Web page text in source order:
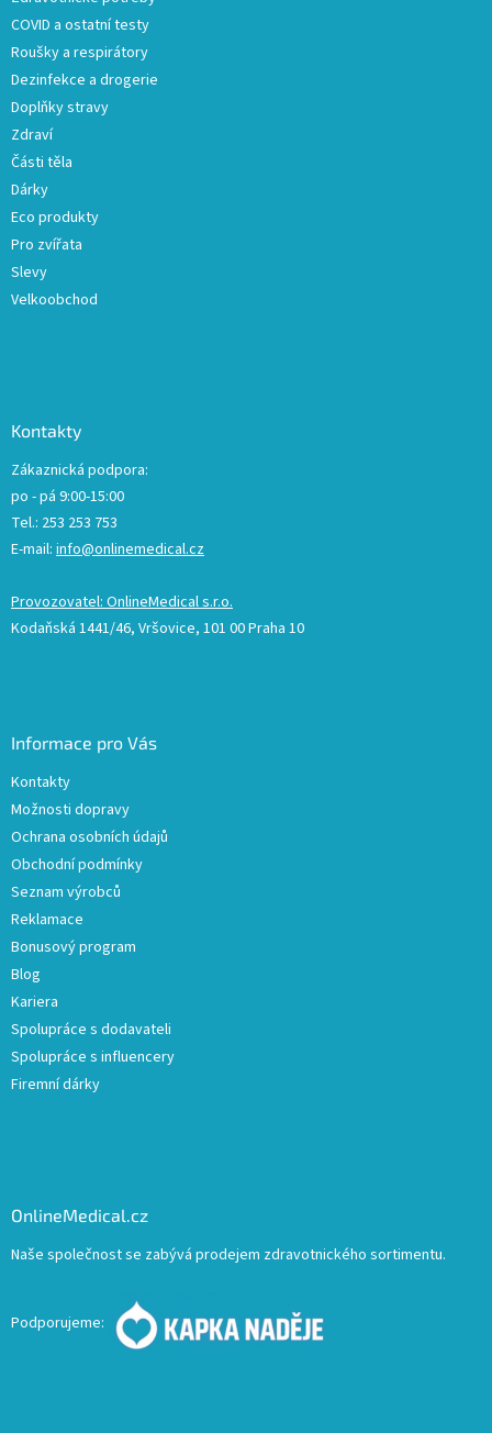
COVID a ostatní testy
Roušky a respirátory
Dezinfekce a drogerie
Doplňky stravy
Zdraví
Části těla
Dárky
Eco produkty
Pro zvířata
Slevy
Velkoobchod
Kontakty
Zákaznická podpora:
po - pá 9:00-15:00
Tel.: 253 253 753
E-mail: info@onlinemedical.cz
Provozovatel: OnlineMedical s.r.o.
Kodaňská 1441/46, Vršovice, 101 00 Praha 10
Informace pro Vás
Kontakty
Možnosti dopravy
Ochrana osobních údajů
Obchodní podmínky
Seznam výrobců
Reklamace
Bonusový program
Blog
Kariera
Spolupráce s dodavateli
Spolupráce s influencery
Firemní dárky
OnlineMedical.cz
Naše společnost se zabývá prodejem zdravotnického sortimentu.
Podporujeme: